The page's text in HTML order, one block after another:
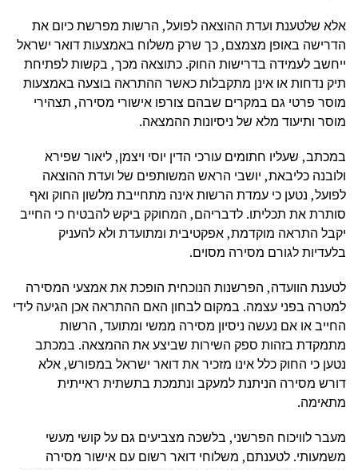
אלא שלטענת ועדת ההוצאה לפועל, הרשות מפרשת כיום את
הדרישה באופן מצמצם, כך שרק משלוח באמצעות דואר ישראל
ייחשב לעמידה בדרישות החוק. כתוצאה מכך, בקשות לפתיחת
תיק נדחות או אינן מתקבלות כאשר ההתראה בוצעה באמצעות
מוסר פרטי גם במקרים שבהם צורפו אישורי מסירה, תצהירי
מוסר ותיעוד מלא של ניסיונות ההמצאה.
במכתב, שעליו חתומים עורכי הדין יוסי ויצמן, ליאור שפירא
ולובנה כליבאת, יושבי הראש המשותפים של ועדת ההוצאה
לפועל, נטען כי עמדת הרשות אינה מתחייבת מלשון החוק ואף
סותרת את תכליתו. לדבריהם, המחוקק ביקש להבטיח כי החייב
יקבל התראה מוקדמת, אפקטיבית ומתועדת ולא להעניק
בלעדיות לגורם מסירה מסוים.
לטענת הוועדה, הפרשנות הנוכחית הופכת את אמצעי המסירה
למטרה בפני עצמה. במקום לבחון האם ההתראה אכן הגיעה לידי
החייב או אם נעשה ניסיון מסירה ממשי ומתועד, הרשות
מתמקדת בזהות ספק השירות שביצע את ההמצאה. במכתב
נטען כי החוק כלל אינו מזכיר את דואר ישראל במפורש, אלא
דורש מסירה הניתנת למעקב ונתמכת בתשתית ראייתית
מתאימה.
מעבר לוויכוח הפרשני, בלשכה מצביעים גם על קושי מעשי
משמעותי. לטענתם, משלוחי דואר רשום עם אישור מסירה